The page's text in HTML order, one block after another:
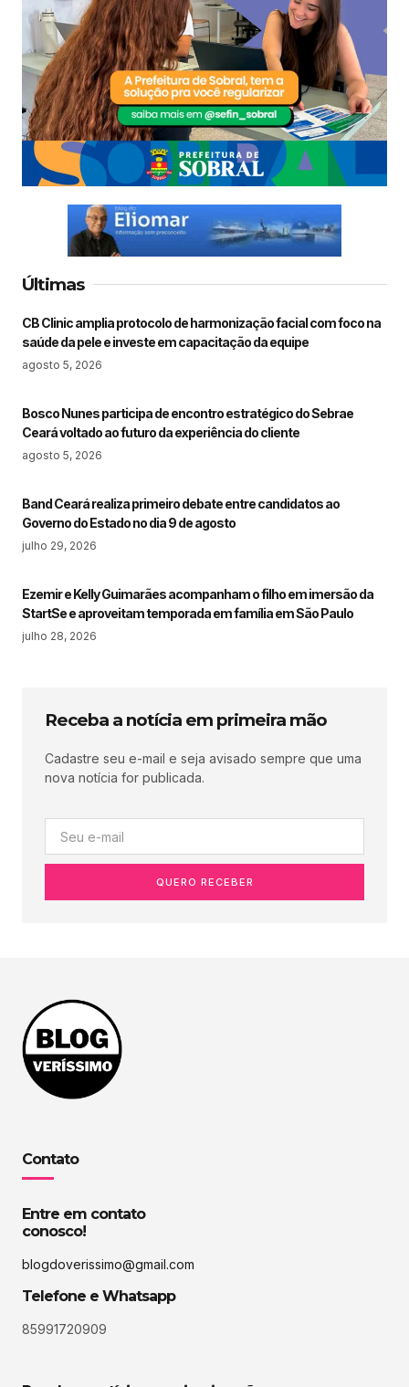
Últimas
CB Clinic amplia protocolo de harmonização facial com foco na
saúde da pele e investe em capacitação da equipe
agosto 5, 2026
Bosco Nunes participa de encontro estratégico do Sebrae
Ceará voltado ao futuro da experiência do cliente
agosto 5, 2026
Band Ceará realiza primeiro debate entre candidatos ao
Governo do Estado no dia 9 de agosto
julho 29, 2026
Ezemir e Kelly Guimarães acompanham o filho em imersão da
StartSe e aproveitam temporada em família em São Paulo
julho 28, 2026
Receba a notícia em primeira mão
Cadastre seu e-mail e seja avisado sempre que uma
nova notícia for publicada.
QUERO RECEBER
Contato
Entre em contato
conosco!
blogdoverissimo@gmail.com
Telefone e Whatsapp
85991720909